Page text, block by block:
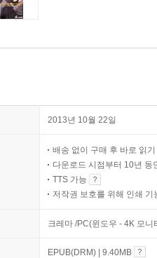
2013년 10월 22일
배송 없이 구매 후 바로 읽기
다운로드 시점부터 10년 동
TTS 가능
저작권 보호를 위해 인쇄 기
크레마 /PC(윈도우 - 4K 모
EPUB(DRM) | 9.40MB